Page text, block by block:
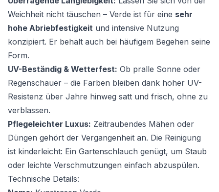
Weichheit nicht täuschen – Verde ist für eine sehr
hohe Abriebfestigkeit und intensive Nutzung
konzipiert. Er behält auch bei häufigem Begehen seine
Form.
UV-Beständig & Wetterfest: Ob pralle Sonne oder
Regenschauer – die Farben bleiben dank hoher UV-
Resistenz über Jahre hinweg satt und frisch, ohne zu
verblassen.
Pflegeleichter Luxus: Zeitraubendes Mähen oder
Düngen gehört der Vergangenheit an. Die Reinigung
ist kinderleicht: Ein Gartenschlauch genügt, um Staub
oder leichte Verschmutzungen einfach abzuspülen.
Technische Details: